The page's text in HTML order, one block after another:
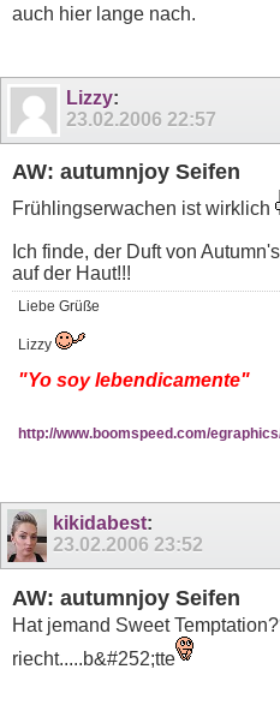
auch hier lange nach.
Lizzy:
23.02.2006 22:57
AW: autumnjoy Seifen
Frühlingserwachen ist wirklich
Ich finde, der Duft von
auf der Haut!!!
Liebe Grüße
Lizzy
"Yo soy lebendicamente"
http://www.boomspeed.com/
kikidabest:
23.02.2006 23:52
AW: autumnjoy Seifen
Hat jemand Sweet
riecht.....b&#252;tte